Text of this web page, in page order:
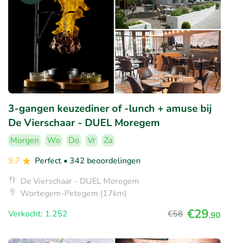
3-gangen keuzediner of -lunch + amuse bij
De Vierschaar - DUEL Moregem
Morgen Wo Do Vr
Za
9.7
Perfect • 342 beoordelingen
De Vierschaar - DUEL Moregem
Wortegem-Petegem (17km)
Verkocht: 1.252
€58 €29,90